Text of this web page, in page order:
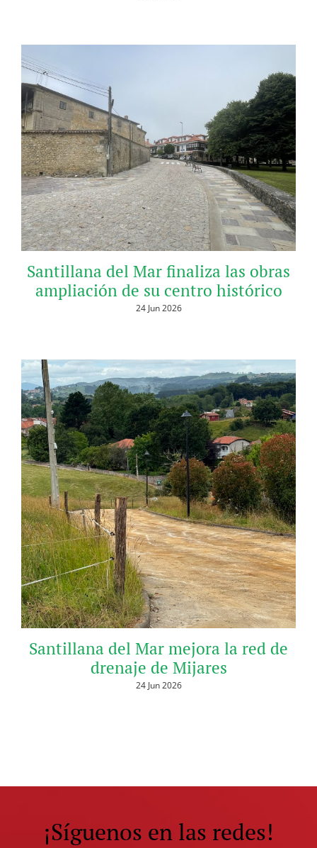
Santillana del Mar finaliza las obras
ampliación de su centro histórico
24 Jun 2026
Santillana del Mar mejora la red de
drenaje de Mijares
24 Jun 2026
¡Síguenos en las redes!